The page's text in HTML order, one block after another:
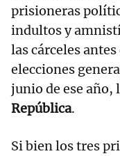
prisioneras
indultos y
las cárceles
elecciones
junio de ese año,
República.
Si bien los tres